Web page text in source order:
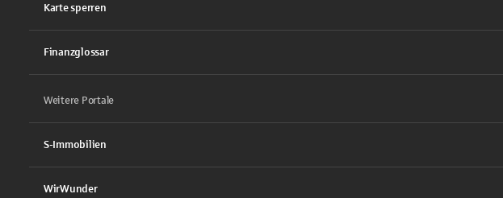
Karte sperren
Finanzglossar
Weitere Portale
S-Immobilien
WirWunder